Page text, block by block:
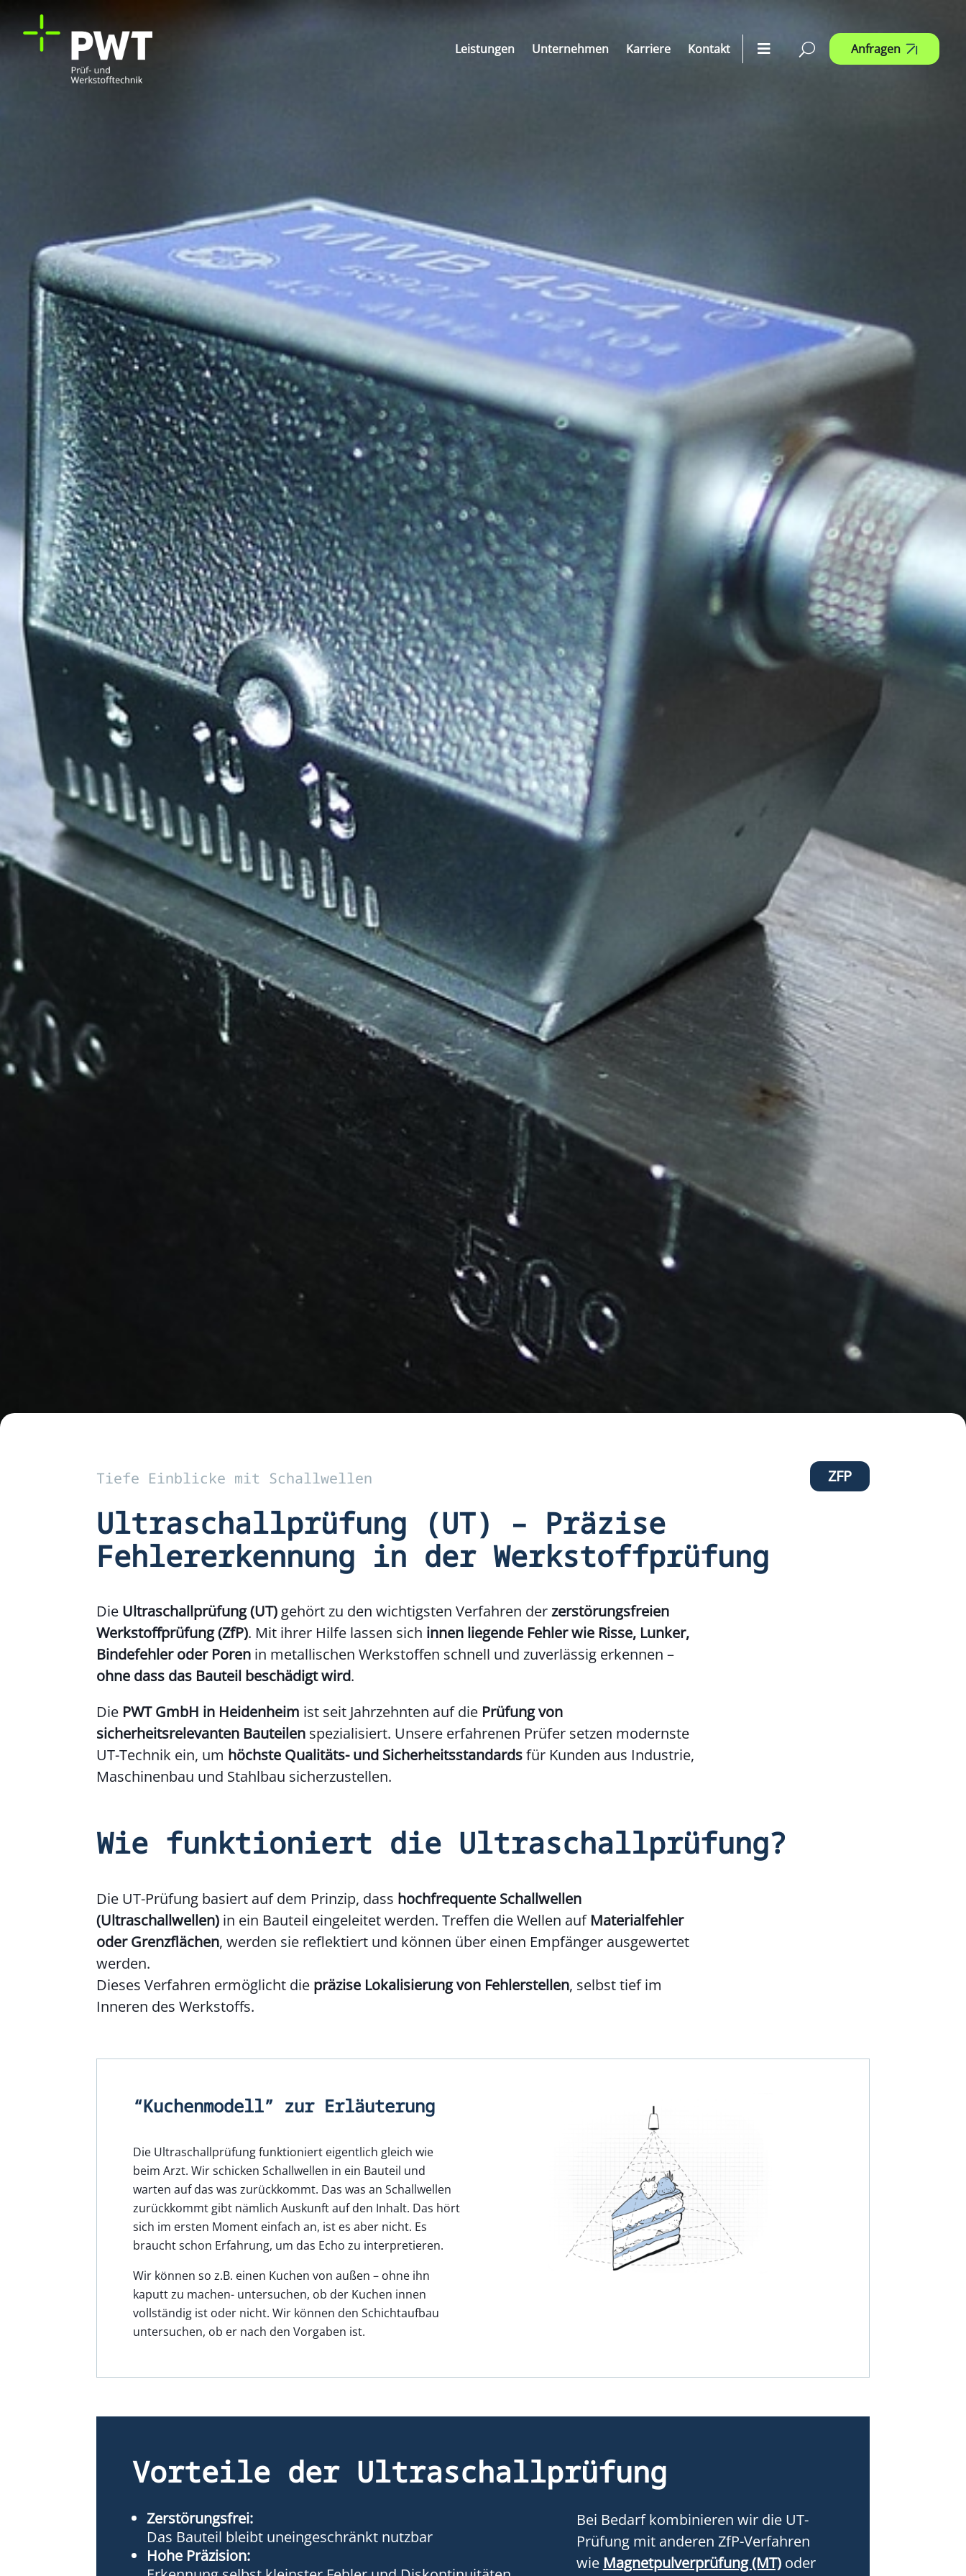
Leistungen Unternehmen Karriere Kontakt Anfragen
ZFP
Tiefe Einblicke mit Schallwellen
Ultraschallprüfung (UT) – Präzise
Fehlererkennung in der Werkstoffprüfung
Die Ultraschallprüfung (UT)gehört zu den wichtigsten Verfahren derzerstörungsfreien
Werkstoffprüfung (ZfP). Mit ihrer Hilfe lassen sich innen liegende Fehlerwie Risse, Lunker,
Bindefehler oder Poren in metallischen Werkstoffen schnell und zuverlässig erkennen –
ohne dass das Bauteil beschädigt wird.
Die PWT GmbH in Heidenheim ist seit Jahrzehnten auf die Prüfung von
sicherheitsrelevanten Bauteilen spezialisiert. Unsere erfahrenen Prüfer setzen modernste
UT-Technik ein, um höchste Qualitäts- und Sicherheitsstandardsfür Kunden aus Industrie,
Maschinenbau und Stahlbau sicherzustellen.
Wie funktioniert die Ultraschallprüfung?
Die UT-Prüfung basiert auf dem Prinzip, dass hochfrequente Schallwellen
(Ultraschallwellen) in ein Bauteil eingeleitet werden. Treffen die Wellen auf Materialfehler
oder Grenzflächen, werden sie reflektiert und können über einen Empfänger ausgewertet
werden.
Dieses Verfahren ermöglicht die präzise Lokalisierung von Fehlerstellen, selbst tief im
Inneren des Werkstoffs.
“Kuchenmodell” zur Erläuterung
Die Ultraschallprüfung funktioniert eigentlich gleich wie
beim Arzt. Wir schicken Schallwellen in ein Bauteil und
warten auf das was zurückkommt. Das was an Schallwellen
zurückkommt gibt nämlich Auskunft auf den Inhalt. Das hört
sich im ersten Moment einfach an, ist es aber nicht. Es
braucht schon Erfahrung, um das Echo zu interpretieren.
Wir können so z.B. einen Kuchen von außen – ohne ihn
kaputt zu machen- untersuchen, ob der Kuchen innen
vollständig ist oder nicht. Wir können den Schichtaufbau
untersuchen, ob er nach den Vorgaben ist.
Vorteile der Ultraschallprüfung
Zerstörungsfrei:
Das Bauteil bleibt uneingeschränkt nutzbar
Hohe Präzision:
Bei Bedarf kombinieren wir die UT-
Prüfung mit anderen ZfP-Verfahren
wie Magnetpulverprüfung (MT)oder